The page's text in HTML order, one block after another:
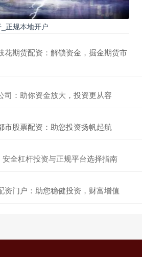
正规本地开户
花期货配资：解锁资金，掘金期货市
司：助你资金放大，投资更从容
市股票配资：助您投资扬帆起航
全杠杆投资与正规平台选择指南
资门户：助您稳健投资，财富增值